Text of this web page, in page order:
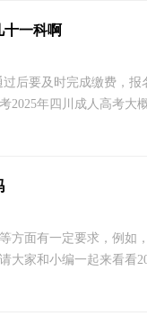
十一科啊
后要及时完成缴费，
2025年四川成人高考大
方面有一定要求，例如
大家和小编一起来看看